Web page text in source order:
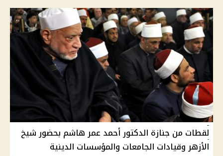
لقطات من جنازة الدكتور أحمد عمر هاشم بحضور شيخ
الأزهر وقيادات الجامعات والمؤسسات الدينية